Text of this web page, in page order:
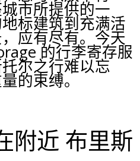
市所提供的一
标建筑到充满活
应有尽有。今天
的行李寄存服
尔之行难以忘
的束缚。
附近 布里斯